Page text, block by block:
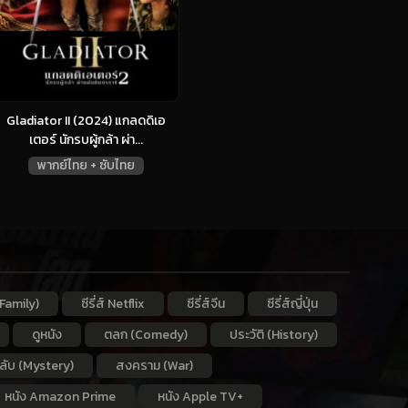
Gladiator II (2024) แกลดดิเอ
เตอร์ นักรบผู้กล้า ผ่า...
พากย์ไทย + ซับไทย
ซีรี่ส์ Netflix ซีรี่ส์จีน
ซีรี่ส์ญี่ปุ่น
ดูหนัง
ตลก (Comedy)
ประวัติ (History)
บ (Mystery)
สงคราม (War)
หนัง Amazon Prime
หนัง Apple TV+